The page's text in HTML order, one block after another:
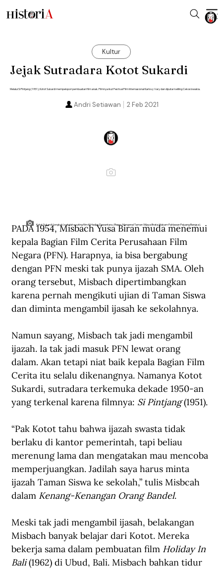
Kultur
Jejak Sutradara Kotot Sukardi
Melalui Si Pintjang (1951), Kotot Sukardi mempelopori pembuatan film anak. Filmnya ikut Festival Film Internasional Karlovy Vary dan diputar keliling Cekoslowakia.
2 Feb 2021
Andri Setiawan
Kotot Sukardi (jongkok) setelah syuting film Ki Hadjar Dewantara. (Repro. Mengenal Taman Wijaya Brata: Makam Pahlawan Pejuang Bangsa).
PADA 1954, Misbach Yusa Biran muda menemui
kepala Bagian Film Cerita Perusahaan Film
Negara (PFN). Harapnya, ia bisa bergabung
dengan PFN meski tak punya ijazah SMA. Oleh
orang tersebut, Misbach dipertimbangkan
karena pernah mengikuti ujian di Taman Siswa
dan diminta mengambil ijasah ke sekolahnya.
Namun sayang, Misbach tak jadi mengambil
ijazah. Ia tak jadi masuk PFN lewat orang
dalam. Akan tetapi niat baik kepala Bagian Film
Cerita itu selalu dikenangnya. Namanya Kotot
Sukardi, sutradara terkemuka dekade 1950-an
yang terkenal karena filmnya: Si Pintjang (1951).
“Pak Kotot tahu bahwa ijazah swasta tidak
berlaku di kantor pemerintah, tapi beliau
merenung lama dan mengatakan mau mencoba
memperjuangkan. Jadilah saya harus minta
ijazah Taman Siswa ke sekolah,” tulis Misbcah
dalam Kenang-Kenangan Orang Bandel.
Meski tak jadi mengambil ijasah, belakangan
Misbach banyak belajar dari Kotot. Mereka
bekerja sama dalam pembuatan film Holiday In
Bali (1962) di Ubud, Bali. Misbach bahkan tidur